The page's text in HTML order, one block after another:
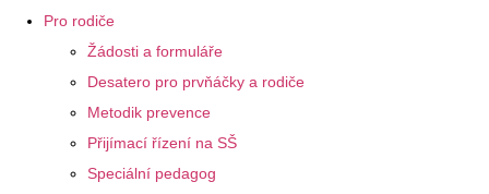
Pro rodiče
Žádosti a formuláře
Desatero pro prvňáčky a rodiče
Metodik prevence
Přijímací řízení na SŠ
Speciální pedagog